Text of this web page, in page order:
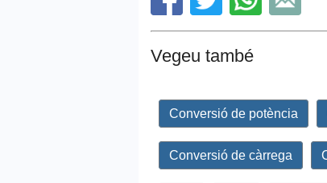
Vegeu també
Conversió de potència
Conversió de càrrega